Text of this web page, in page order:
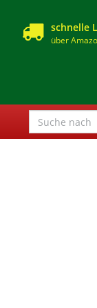
schnelle
über